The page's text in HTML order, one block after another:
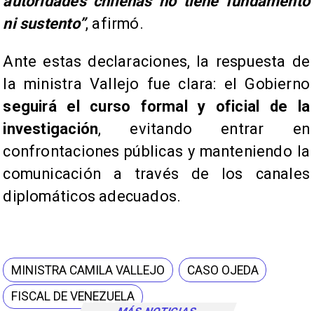
ni sustento”, afirmó.
​Ante estas declaraciones, la respuesta de
la ministra Vallejo fue clara: el Gobierno
seguirá el curso formal y oficial de la
investigación, evitando entrar en
confrontaciones públicas y manteniendo la
comunicación a través de los canales
diplomáticos adecuados.
MINISTRA CAMILA VALLEJO
CASO OJEDA
FISCAL DE VENEZUELA